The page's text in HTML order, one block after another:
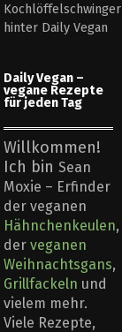
Kochlöffelschwinger
hinter Daily Vegan
Daily Vegan –
vegane Rezepte
für jeden Tag
Willkommen!
Ich bin Sean
Moxie – Erfinder
der veganen
Hähnchenkeulen,
der veganen
Weihnachtsgans,
Grillfackeln und
vielem mehr.
Viele Rezepte,